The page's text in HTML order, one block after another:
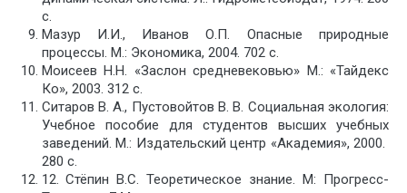
с.
Мазур И.И., Иванов О.П. Опасные природные
процессы. М.: Экономика, 2004. 702 с.
Моисеев Н.Н. «Заслон средневековью» М.: «Тайдекс
Ко», 2003. 312 с.
Ситаров В. А., Пустовойтов В. В. Социальная экология:
Учебное пособие для студентов высших учебных
заведений. М.: Издательский центр «Академия», 2000.
280 с.
12. Стёпин В.С. Теоретическое знание. М: Прогресс-